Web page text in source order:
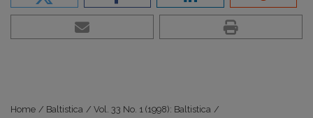
Home / Baltistica / Vol. 33 No. 1 (1998): Baltistica /